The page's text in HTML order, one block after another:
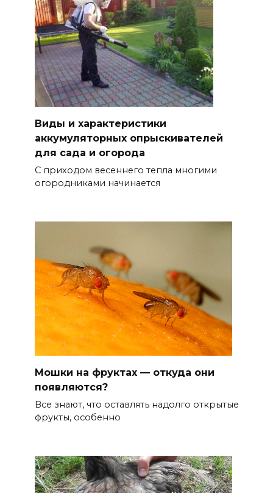
Виды и характеристики
аккумуляторных опрыскивателей
для сада и огорода
С приходом весеннего тепла многими
огородниками начинается
Мошки на фруктах — откуда они
появляются?
Все знают, что оставлять надолго открытые
фрукты, особенно